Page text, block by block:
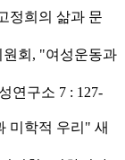
정희의 삶과 문
회, "여성운동과
연구소 7 : 127-
미학적 우리" 새